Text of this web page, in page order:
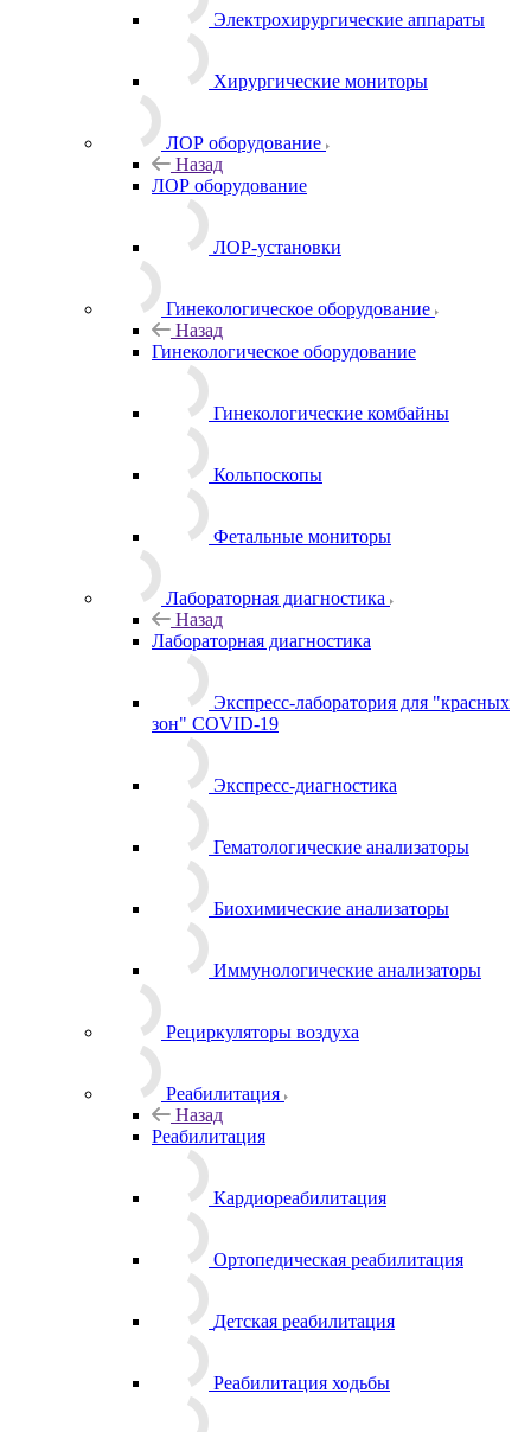
Электрохирургические аппараты
Хирургические мониторы
ЛОР оборудование
Назад
ЛОР оборудование
ЛОР-установки
Гинекологическое оборудование
Назад
Гинекологическое оборудование
Гинекологические комбайны
Кольпоскопы
Фетальные мониторы
Лабораторная диагностика
Назад
Лабораторная диагностика
Экспресс-лаборатория для "красных
зон" COVID-19
Экспресс-диагностика
Гематологические анализаторы
Биохимические анализаторы
Иммунологические анализаторы
Рециркуляторы воздуха
Реабилитация
Назад
Реабилитация
Кардиореабилитация
Ортопедическая реабилитация
Детская реабилитация
Реабилитация ходьбы